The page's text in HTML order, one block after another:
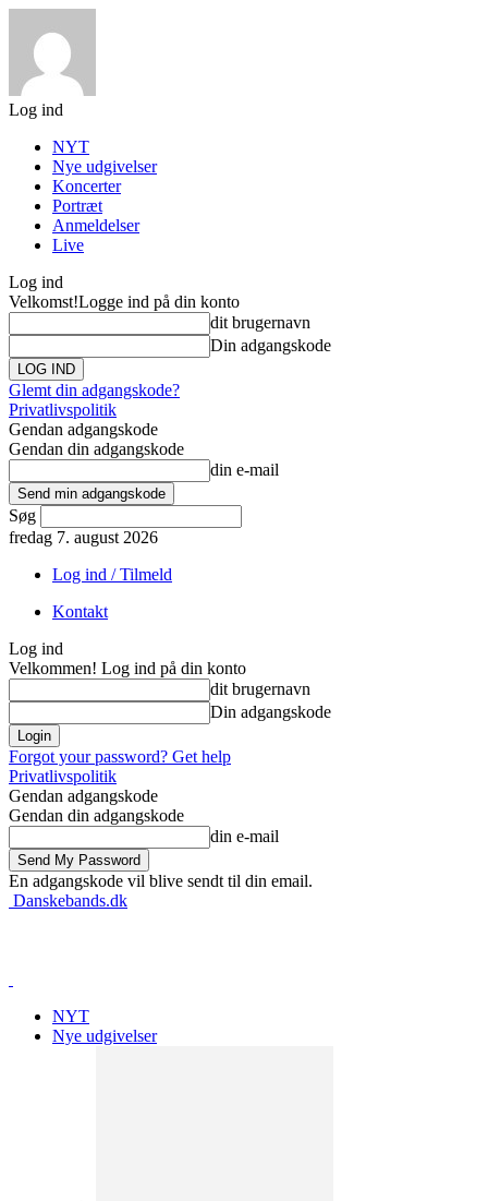
Log ind
NYT
Nye udgivelser
Koncerter
Portræt
Anmeldelser
Live
Log ind
Velkomst!Logge ind på din konto
dit brugernavn
Din adgangskode
Glemt din adgangskode?
Privatlivspolitik
Gendan adgangskode
Gendan din adgangskode
din e-mail
Søg
fredag 7. august 2026
Log ind / Tilmeld
Kontakt
Log ind
Velkommen! Log ind på din konto
dit brugernavn
Din adgangskode
Forgot your password? Get help
Privatlivspolitik
Gendan adgangskode
Gendan din adgangskode
din e-mail
En adgangskode vil blive sendt til din email.
Danskebands.dk
NYT
Nye udgivelser